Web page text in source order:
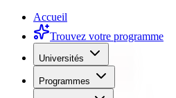
Accueil
Trouvez votre programme
Universités
Programmes